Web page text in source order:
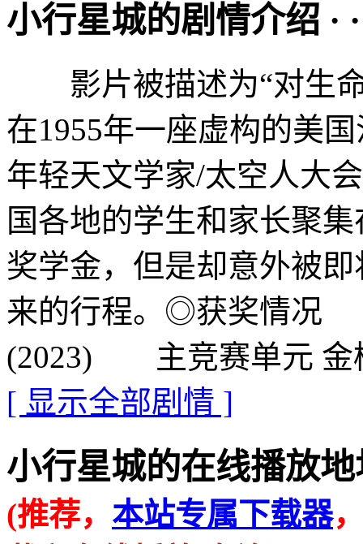
小行星城的剧情介绍 · ·
影片被描述为“对生命
在1955年一座虚构的美
年轻天文学家/太空人大
国各地的学生和家长聚
奖学金，但是却意外被
来的行程。◎获奖情况
(2023) 主竞赛单元 金
[ 显示全部剧情 ]
小行星城的在线播放地
(推荐， 本站专属下载器